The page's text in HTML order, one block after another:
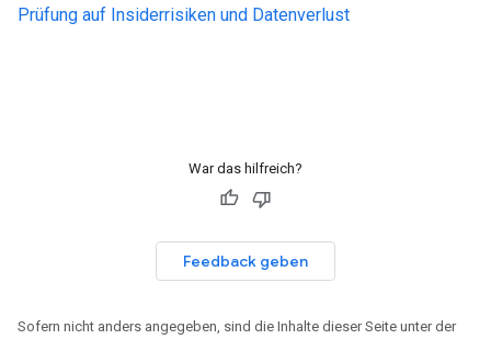
Prüfung auf Insiderrisiken und Datenverlust
War das hilfreich?
Feedback geben
Sofern nicht anders angegeben, sind die Inhalte dieser Seite unter der